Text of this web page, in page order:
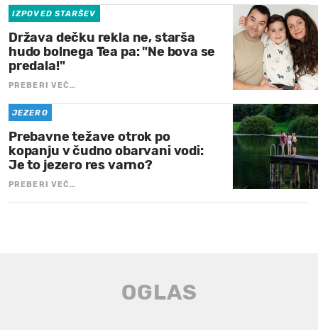
IZPOVED STARŠEV
Država dečku rekla ne, starša
hudo bolnega Tea pa: "Ne bova se
predala!"
PREBERI VEČ…
JEZERO
Prebavne težave otrok po
kopanju v čudno obarvani vodi:
Je to jezero res varno?
PREBERI VEČ…